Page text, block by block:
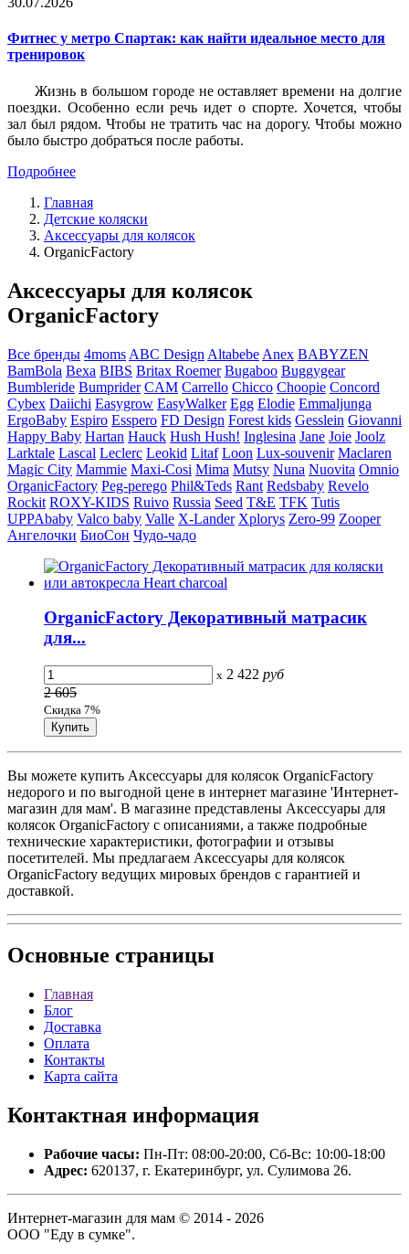
Фитнес у метро Спартак: как найти идеальное место для
тренировок
Жизнь в большом городе не оставляет времени на долгие
поездки. Особенно если речь идет о спорте. Хочется, чтобы
зал был рядом. Чтобы не тратить час на дорогу. Чтобы можно
было быстро добраться после работы.
Подробнее
Главная
Детские коляски
Аксессуары для колясок
OrganicFactory
Аксессуары для колясок
OrganicFactory
Все бренды 4moms ABC Design Altabebe Anex BABYZEN
BamBola Bexa BIBS Britax Roemer Bugaboo Buggygear
Bumbleride Bumprider CAM Carrello Chicco Choopie Concord
Cybex Daiichi Easygrow EasyWalker Egg Elodie Emmaljunga
ErgoBaby Espiro Esspero FD Design Forest kids Gesslein Giovanni
Happy Baby Hartan Hauck Hush Hush! Inglesina Jane Joie Joolz
Larktale Lascal Leclerc Leokid Litaf Loon Lux-souvenir Maclaren
Magic City Mammie Maxi-Cosi Mima Mutsy Nuna Nuovita Omnio
OrganicFactory Peg-perego Phil&Teds Rant Redsbaby Revelo
Rockit ROXY-KIDS Ruivo Russia Seed T&E TFK Tutis
UPPAbaby Valco baby Valle X-Lander Xplorys Zero-99 Zooper
Ангелочки БиоСон Чудо-чадо
OrganicFactory Декоративный матрасик
для...
x 2 422 руб
2 605
Скидка 7%
Вы можете купить Аксессуары для колясок OrganicFactory
недорого и по выгодной цене в интернет магазине 'Интернет-
магазин для мам'. В магазине представлены Аксессуары для
колясок OrganicFactory с описаниями, а также подробные
технические характеристики, фотографии и отзывы
посетителей. Мы предлагаем Аксессуары для колясок
OrganicFactory ведущих мировых брендов с гарантией и
доставкой.
Основные страницы
Главная
Блог
Доставка
Оплата
Контакты
Карта сайта
Контактная информация
Рабочие часы: Пн-Пт: 08:00-20:00, Сб-Вс: 10:00-18:00
Адрес: 620137, г. Екатеринбург, ул. Сулимова 26.
Интернет-магазин для мам © 2014 - 2026
ООО "Еду в сумке".